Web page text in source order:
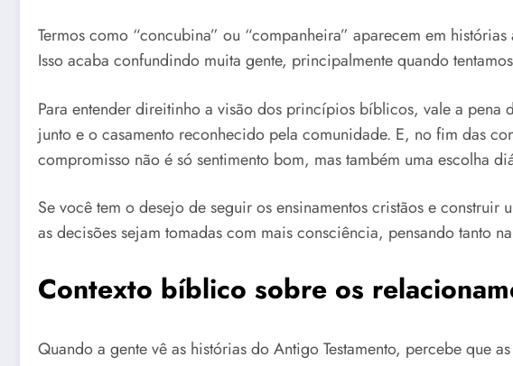
Termos como “concubina” ou “companheira” aparecem em
Isso acaba confundindo muita gente, principalmente quando
Para entender direitinho a visão dos princípios bíblicos, vale a pena
junto e o casamento reconhecido pela comunidade. E, no fim das
compromisso não é só sentimento bom, mas também uma escolha
Se você tem o desejo de seguir os ensinamentos cristãos e
as decisões sejam tomadas com mais consciência, pensando tanto
Contexto bíblico sobre os
Quando a gente vê as histórias do Antigo Testamento, percebe que